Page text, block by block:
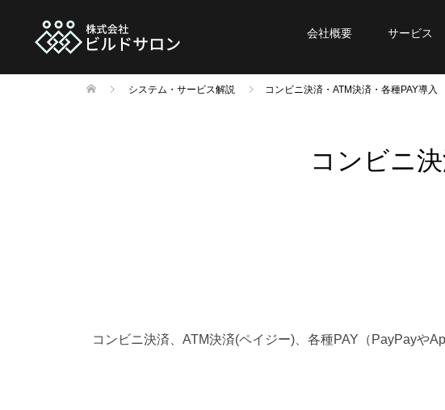
会社概要 サービス
システム・サービス解説 コンビニ決済・ATM決済・各種PAY導入
コンビニ
コンビニ決済、ATM決済(ペイジー)、各種PAY（PayPayや